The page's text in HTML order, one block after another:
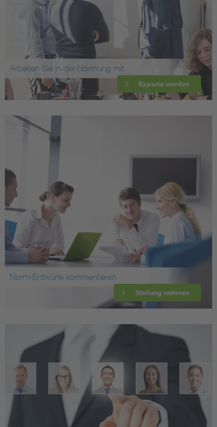
Arbeiten Sie in der Normung mit
Experte werden
Norm-Entwürfe kommentieren
Stellung nehmen